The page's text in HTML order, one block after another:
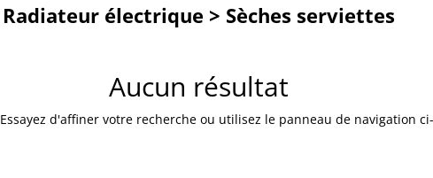
Radiateur électrique > Sèches serviettes
Aucun résultat
d'affiner votre recherche ou utilisez le panneau de navigation